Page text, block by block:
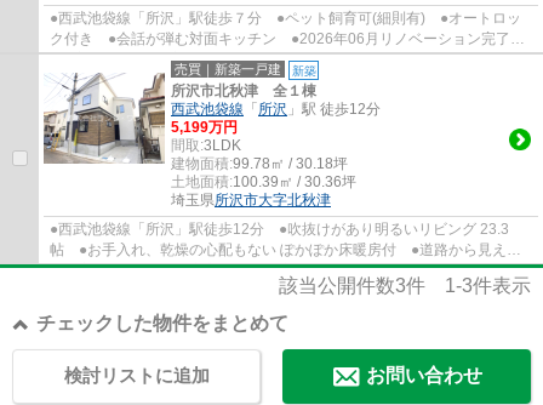
●西武池袋線「所沢」駅徒歩７分 ●ペット飼育可(細則有) ●オートロッ
ク付き ●会話が弾む対面キッチン ●2026年06月リノベーション完了
●全室収納付き ●家事を助ける食洗機付き ●...
売買｜新築一戸建 新築
所沢市北秋津 全１棟
西武池袋線 「 所沢 」駅 徒歩12分
5,199万円
間取:3LDK
建物面積:99.78㎡ / 30.18坪
土地面積:100.39㎡ / 30.36坪
埼玉県所沢市大字北秋津
●西武池袋線「所沢」駅徒歩12分 ●吹抜けがあり明るいリビング 23.3
帖 ●お手入れ、乾燥の心配もない ぽかぽか床暖房付 ●道路から見えに
くい玄関 ●雨の日も安心 陽当たり良好インナ...
該当公開件数3件 1-3件表示
チェックした物件をまとめて
お問い合わせ
検討リストに追加